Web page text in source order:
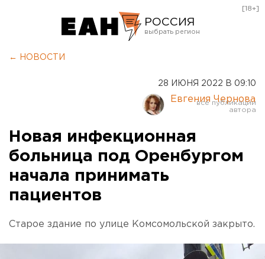
РОССИЯ
Курган
Оренбург
[18+]
← НОВОСТИ
28 ИЮНЯ 2022 В 09:10
Евгения Чернова
Новая инфекционная
больница под Оренбургом
начала принимать
пациентов
Старое здание по улице Комсомольской закрыто.